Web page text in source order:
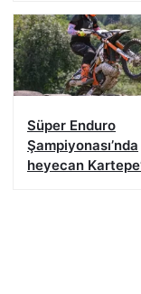
Süper Enduro
Şampiyonası’nda
heyecan